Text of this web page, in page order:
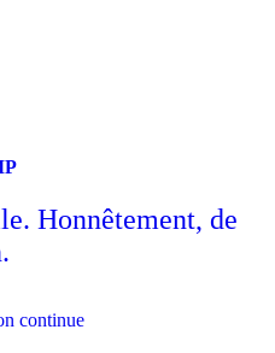
Honnêtement, de
continue